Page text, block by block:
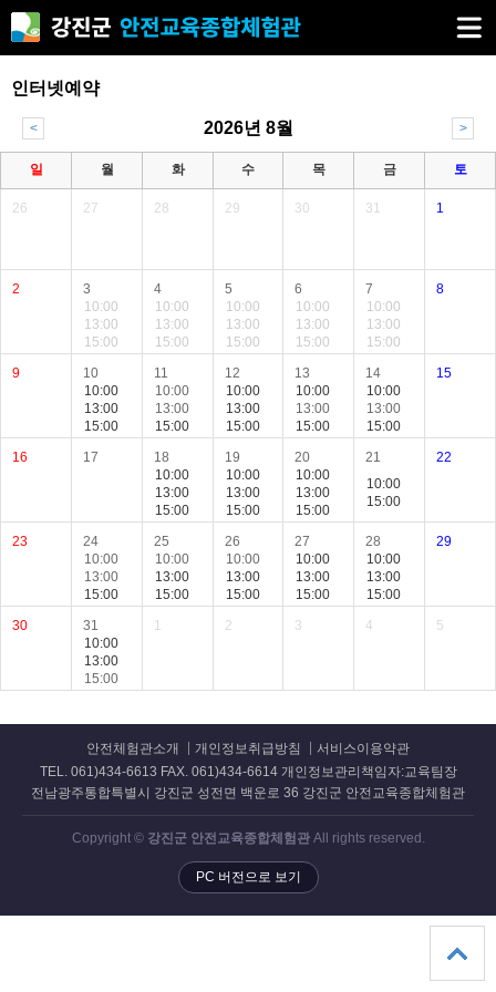
인터넷예약
2026년 8월
일 월 화 수 목 금 토
26 27 28 29 30 31 1
2
3
10:00
13:00
15:00
4
10:00
13:00
15:00
5
10:00
13:00
15:00
6
10:00
13:00
15:00
7
10:00
13:00
15:00
8
9
10
10:00
13:00
15:00
11
10:00
13:00
15:00
12
10:00
13:00
15:00
13
10:00
13:00
15:00
14
10:00
13:00
15:00
15
16 17
18
10:00
13:00
15:00
19
10:00
13:00
15:00
20
10:00
13:00
15:00
21
10:00
15:00
22
23
24
10:00
13:00
15:00
25
10:00
13:00
15:00
26
10:00
13:00
15:00
27
10:00
13:00
15:00
28
10:00
13:00
15:00
29
30
31
10:00
13:00
15:00
1 2 3 4 5
< >
안전체험관소개 개인정보취급방침
서비스이용약관
TEL. 061)434-6613 FAX. 061)434-6614 개인정보관리책임자:교육팀장
전남광주통합특별시 강진군 성전면 백운로 36 강진군 안전교육종합체험관
Copyright © 강진군 안전교육종합체험관All rights reserved.
PC 버전으로 보기